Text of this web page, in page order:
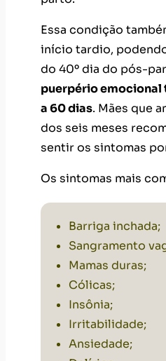
do 40º dia do pós-
puerpério emocional
a 60 dias. Mães que
dos seis meses
sentir os sintomas
Os sintomas mais
Sangramento
Mamas duras;
Cólicas;
Insônia;
Irritabilidade;
Ansiedade;
Delírios.
À medida que as